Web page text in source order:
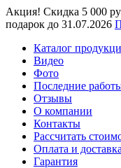
Акция! Скидка 5 000
подарок до 31.07.2026
Каталог
Видео
Фото
Последние
Отзывы
О компании
Контакты
Рассчитать
Оплата и доставка
Гарантия